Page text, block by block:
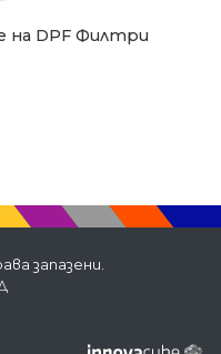
на DPF Филтри
запазени.